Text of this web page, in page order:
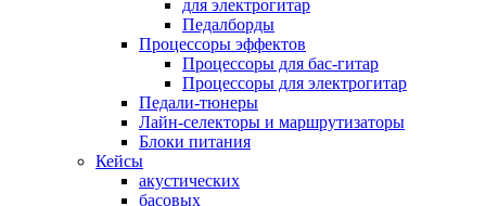
для электрогитар
Педалборды
Процессоры эффектов
Процессоры для бас-гитар
Процессоры для электрогитар
Педали-тюнеры
Лайн-селекторы и маршрутизаторы
Блоки питания
Кейсы
акустических
басовых